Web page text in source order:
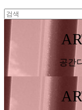
공간